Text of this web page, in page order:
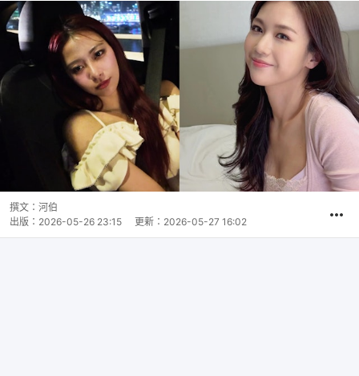
撰文： 河伯
出版： 2026-05-26 23:15 更新： 2026-05-27 16:02